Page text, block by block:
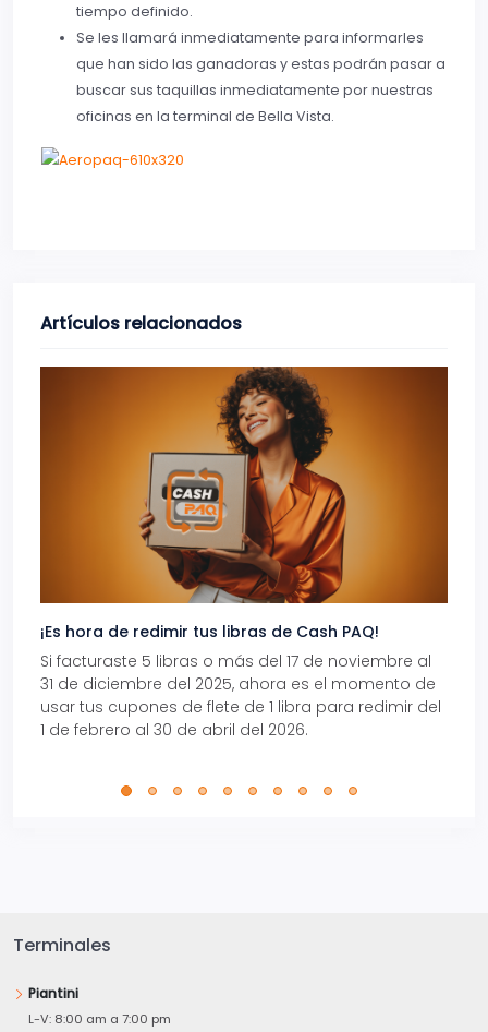
tiempo definido.
Se les llamará inmediatamente para informarles
que han sido las ganadoras y estas podrán pasar a
buscar sus taquillas inmediatamente por nuestras
oficinas en la terminal de Bella Vista.
Artículos relacionados
¡Es hora de redimir tus libras de Cash PAQ!
Si facturaste 5 libras o más del 17 de noviembre al
31 de diciembre del 2025, ahora es el momento de
usar tus cupones de flete de 1 libra para redimir del
1 de febrero al 30 de abril del 2026.
Terminales
Piantini
L-V: 8:00 am a 7:00 pm